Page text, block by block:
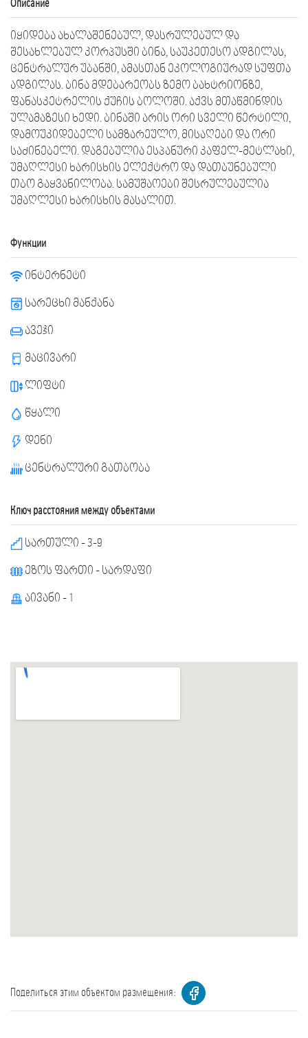
Описание
იყიდება ახალაშენებულ, დასრულებულ და
შესახლებულ კორპუსში ბინა, საუკეთესო ადგილას,
ცენტრალურ უბანში, ამასთან ეკოლოგიურად სუფთა
ადგილას. ბინა მდებარეობს ზემო ბახტრიონზე,
ფანასკეტრელის ქუჩის ბოლოში. აქვს მთაწმინდის
ულამაზესი ხედი. ბინაში არის ორი სველი წერტილი,
დამოუკიდებელი სამზარეულო, მისაღები და ორი
საძინებელი. დაგებულია ესპანური კაფელ-მეტლახი,
უმაღლესი ხარისხის ელექტრო და დათბუნებული
თბო გაყვანილობა. სამუშაოები შესრულებულია
უმაღლესი ხარისხის მასალით.
Функции
ინტერნეტი
სარეცხი მანქანა
ავეჯი
მაცივარი
ლიფტი
წყალი
დენი
ცენტრალური გათბობა
Ключ расстояния между объектами
სართული - 3-9
ეზოს ფართი - სარდაფი
აივანი - 1
Поделиться этим объектом размещения: